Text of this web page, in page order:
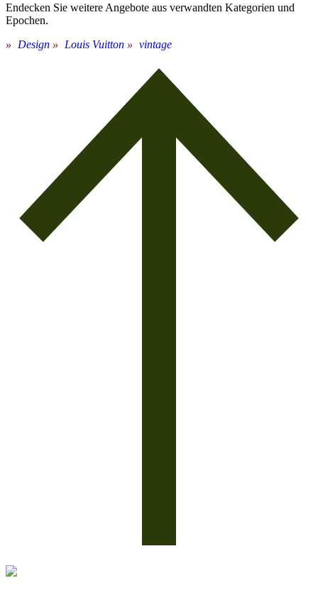
Endecken Sie weitere Angebote aus verwandten Kategorien und
Epochen.
Design
Louis Vuitton vintage